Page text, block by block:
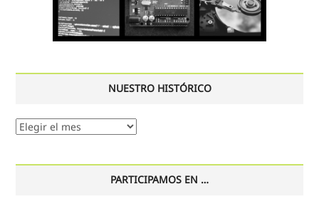
NUESTRO HISTÓRICO
Nuestro
PARTICIPAMOS EN …